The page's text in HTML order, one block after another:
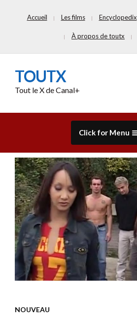
Accueil Les films Encyclopedix
À propos de toutx
TOUTX
Tout le X de Canal+
Click for Menu
NOUVEAU